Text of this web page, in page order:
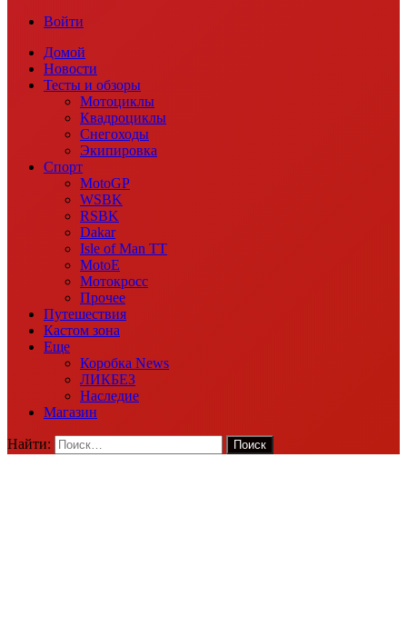
Войти
Домой
Новости
Тесты и обзоры
Мотоциклы
Квадроциклы
Снегоходы
Экипировка
Спорт
MotoGP
WSBK
RSBK
Dakar
Isle of Man TT
MotoE
Мотокросс
Прочее
Путешествия
Кастом зона
Еще
Коробка News
ЛИКБЕЗ
Наследие
Магазин
Найти: